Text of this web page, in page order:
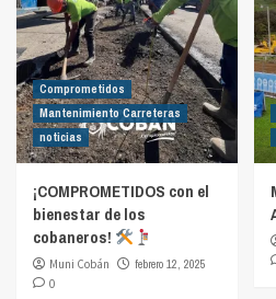
Comprometidos
Mantenimiento Carreteras
noticias
¡COMPROMETIDOS con el
bienestar de los
cobaneros!
Muni Cobán
febrero 12, 2025
0